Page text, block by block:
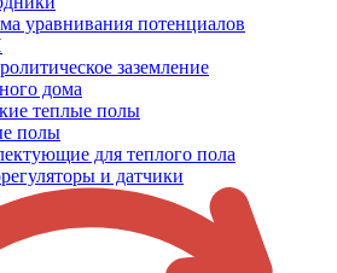
уравнивания потенциалов
заземление
дома
теплые полы
полы
для теплого пола
и датчики